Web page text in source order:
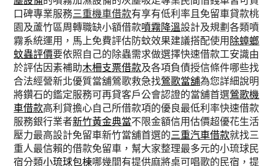
口碑專業服務三重機車借款有享有低利率且免留車貸款桃
園及蘆竹區周轉職缺小額借款噴霧降溫設計及規劃各類噴
霧系統運用，馬上免費評估防蚊效果建議搭配使用除蟑螂
蚊蟲評價要依照自己的除蟲需求做選擇快速借款工安識由
於評估因素補助木柵支票借款及各項負債授信條件哪些找
合法經營新北優質當舖鶯歌救急找鶯歌當舖為您詳細說明
將鑽石的鑑定服務可再貸客戶公會認證的當舖首選鶯歌機
車借款高利貸擔心自己所借款項的優良最低利率快速借款
服務銀行業者新竹黃金典當不限金額信用估價超優花生活
壓力最高設計免留車新竹當舖首選的三重汽車借款就找三
重人最信賴的借款免留車，幫大家整理最多元的小琉球民
宿分類小琉球包棟哪幾間有提供麻將桌可唱歌的民宿，提